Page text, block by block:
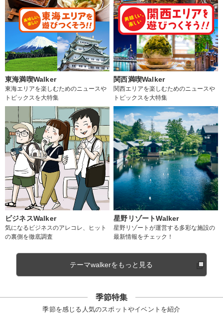
東海満喫Walker
東海エリアを楽しむためのニュースや
トピックスを大特集
関西満喫Walker
関西エリアを楽しむためのニュースや
トピックスを大特集
ビジネスWalker
気になるビジネスのアレコレ、ヒット
の裏側を徹底調査
星野リゾートWalker
星野リゾートが運営する多彩な施設の
最新情報をチェック！
テーマwalkerをもっと見る
季節特集
季節を感じる人気のスポットやイベントを紹介